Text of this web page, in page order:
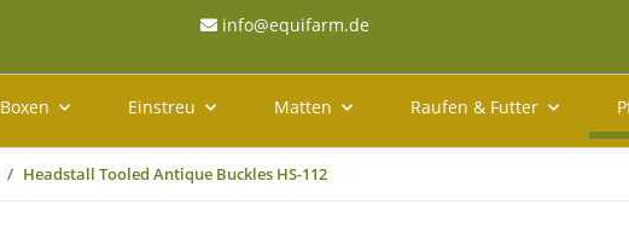
info@equifarm.de
Boxen Einstreu Matten Raufen & Futter
Headstall Tooled Antique Buckles HS-112